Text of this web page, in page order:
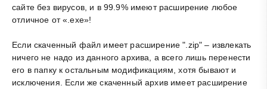
сайте без вирусов, и в 99.9% имеют расширение любое
отличное от «.exe»!
Если скаченный файл имеет расширение ".zip" – извлекать
ничего не надо из данного архива, а всего лишь перенести
его в папку к остальным модификациям, хотя бывают и
исключения. Если же скаченный архив имеет расширение